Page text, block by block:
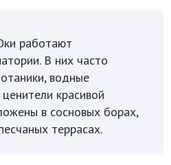
работают
В них часто
водные
красивой
в сосновых борах,
террасах.